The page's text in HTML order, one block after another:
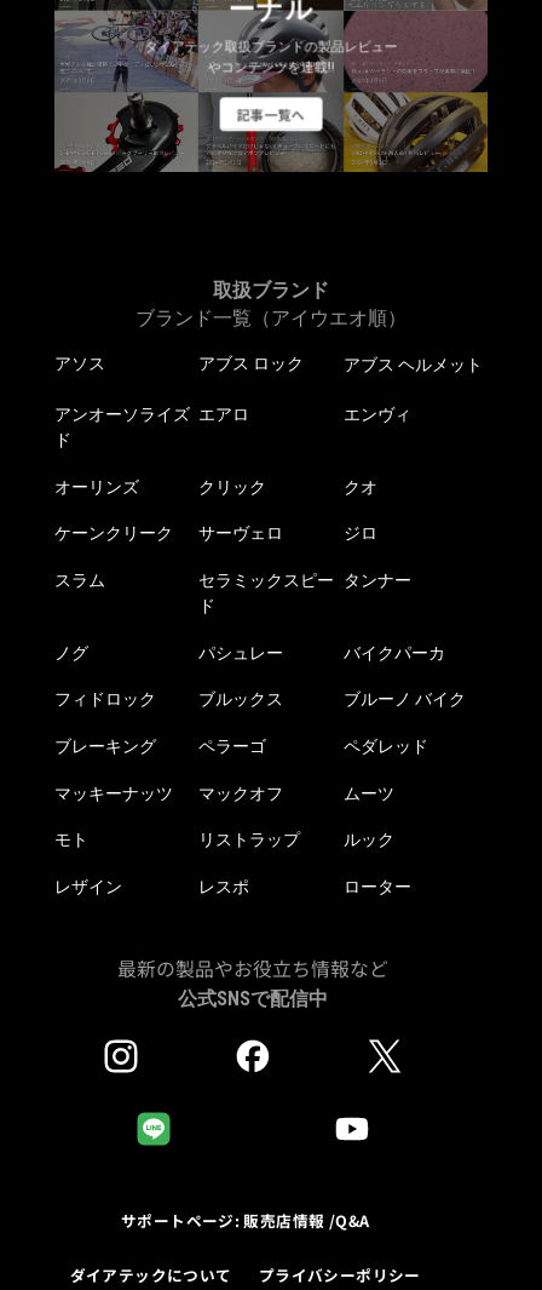
ー
シ
ョ
ン
あ
ョ
ン
は
商
ペ
ジ
か
択
き
ま
ーナル
ダイアテック取扱ブランドの製品レビュー
やコンテンツを連載!!
記事一覧へ
取扱ブランド
ブランド一覧（アイウエオ順）
アソス アブス ロック アブス ヘルメット
アンオーソライズ
ド
エアロ エンヴィ
オーリンズ クリック クオ
ケーンクリーク サーヴェロ ジロ
スラム
セラミックスピー
ド
タンナー
ノグ パシュレー バイクパーカ
フィドロック ブルックス ブルーノ バイク
ブレーキング ペラーゴ ペダレッド
マッキーナッツ マックオフ ムーツ
モト リストラップ ルック
レザイン レスポ ローター
最新の製品やお役立ち情報など
公式SNSで配信中
サポートページ: 販売店情報 /Q&A
ダイアテックについて プライバシーポリシー